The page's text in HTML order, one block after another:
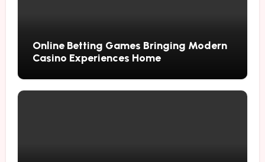
Online Betting Games Bringing Modern
Casino Experiences Home